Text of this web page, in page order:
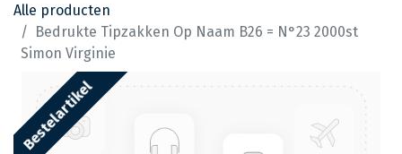
Alle producten
Bedrukte Tipzakken Op Naam B26 = N°23 2000st
Simon Virginie
Bestelartikel